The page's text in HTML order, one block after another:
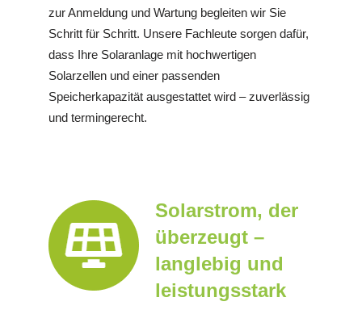
zur Anmeldung und Wartung begleiten wir Sie
Schritt für Schritt. Unsere Fachleute sorgen dafür,
dass Ihre Solaranlage mit hochwertigen
Solarzellen und einer passenden
Speicherkapazität ausgestattet wird – zuverlässig
und termingerecht.
Solarstrom, der
überzeugt –
langlebig und
leistungsstark